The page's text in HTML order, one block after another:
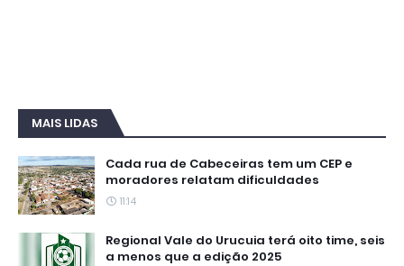
MAIS LIDAS
Cada rua de Cabeceiras tem um CEP e
moradores relatam dificuldades
11:14
Regional Vale do Urucuia terá oito time, seis
a menos que a edição 2025